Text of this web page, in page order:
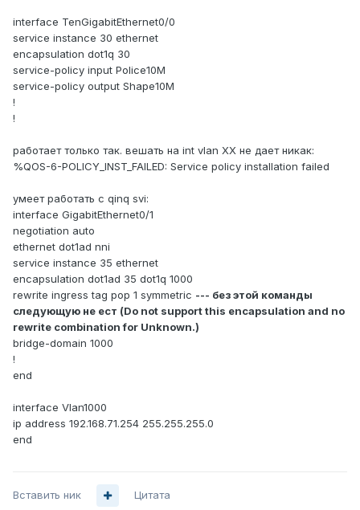
interface TenGigabitEthernet0/0
service instance 30 ethernet
encapsulation dot1q 30
service-policy input Police10M
service-policy output Shape10M
!
!
работает только так. вешать на int vlan XX не дает никак:
%QOS-6-POLICY_INST_FAILED: Service policy installation failed
умеет работать с qinq svi:
interface GigabitEthernet0/1
negotiation auto
ethernet dot1ad nni
service instance 35 ethernet
encapsulation dot1ad 35 dot1q 1000
rewrite ingress tag pop 1 symmetric --- без этой команды
следующую не ест (Do not support this encapsulation and no
rewrite combination for Unknown.)
bridge-domain 1000
!
end
interface Vlan1000
ip address 192.168.71.254 255.255.255.0
end
Вставить ник Цитата